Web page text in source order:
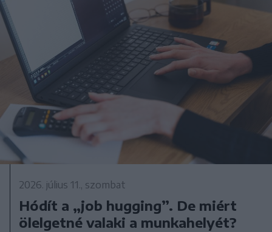
2026. július 11., szombat
Hódít a „job hugging”. De miért
ölelgetné valaki a munkahelyét?